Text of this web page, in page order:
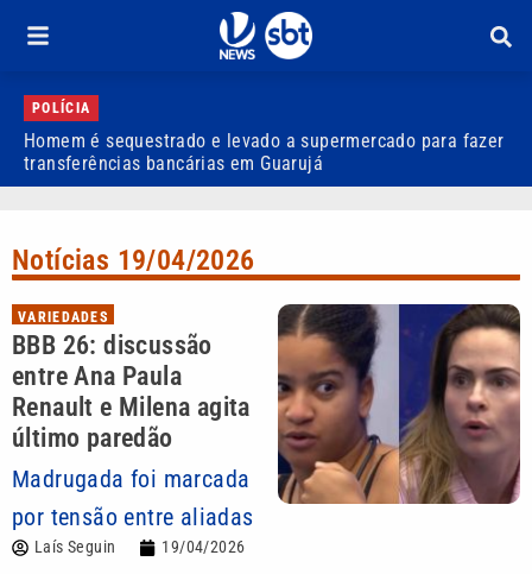
POLÍCIA
Homem é sequestrado e levado a supermercado para fazer
transferências bancárias em Guarujá
Notícias 19/04/2026
VARIEDADES
BBB 26: discussão
entre Ana Paula
Renault e Milena agita
último paredão
Madrugada foi marcada
por tensão entre aliadas
Laís Seguin 19/04/2026